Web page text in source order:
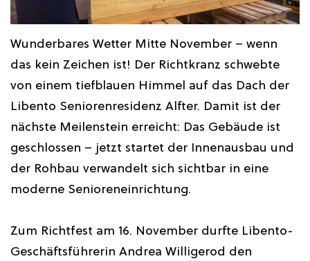
Wunderbares Wetter Mitte November – wenn
das kein Zeichen ist! Der Richtkranz schwebte
von einem tiefblauen Himmel auf das Dach der
Libento Seniorenresidenz Alfter. Damit ist der
nächste Meilenstein erreicht: Das Gebäude ist
geschlossen – jetzt startet der Innenausbau und
der Rohbau verwandelt sich sichtbar in eine
moderne Senioreneinrichtung.
Zum Richtfest am 16. November durfte Libento-
Geschäftsführerin Andrea Willigerod den